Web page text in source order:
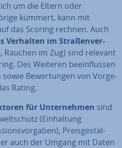
um die Eltern oder
kümmert, kann mit
das Scoring rechnen. Auch
Verhalten im Stra­ßen­ver­
Rauchen im Zug) sind relevant
Des Weiteren be­ein­flus­sen
Be­wer­tun­gen von Vor­ge­
Rating.
für Un­ter­neh­men sind
(Ein­hal­tung
Preis­ge­stal­
auch der Umgang mit Daten